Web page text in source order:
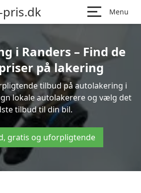
Menu
i Randers – Find de
på lakering
tilbud på autolakering i
lokale autolakerere og vælg det
tilbud til din bil.
gratis og uforpligtende